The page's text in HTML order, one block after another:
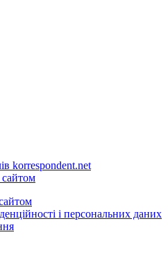
korrespondent.net
і персональних даних